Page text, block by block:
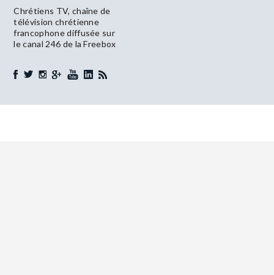
Chrétiens TV, chaîne de
télévision chrétienne
francophone diffusée sur
le canal 246 de la Freebox